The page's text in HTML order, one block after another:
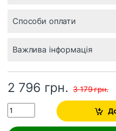
Способи оплати
Важлива інформація
2 796 грн. 3 179грн.
Quantity